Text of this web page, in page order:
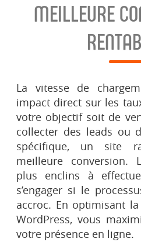
MEILLEURE
La vitesse de
impact direct sur les
votre objectif soit de
collecter des leads ou
spécifique, un site
meilleure conversion.
plus enclins à
s’engager si le
accroc. En optimisant
WordPress, vous
votre présence en ligne.